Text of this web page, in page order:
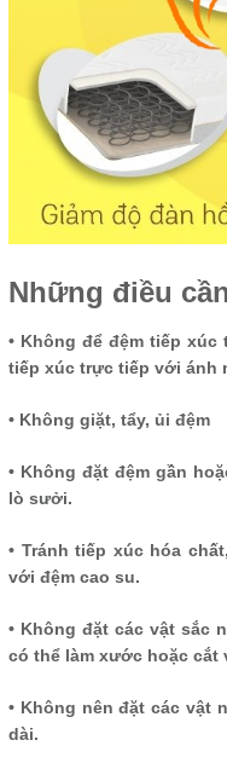
Những điều
• Không để đệm tiếp
tiếp xúc trực tiếp với ánh
• Không giặt, tẩy, ủi đệm
• Không đặt đệm gần
lò sưởi.
• Tránh tiếp xúc hóa
với đệm cao su.
• Không đặt các vật sắc
có thể làm xước hoặc cắt
• Không nên đặt các vật
dài.